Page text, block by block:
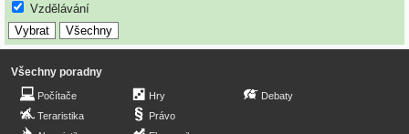
Vzdělávání
Všechny poradny
Počítače
Teraristika
Hry
Právo
Debaty